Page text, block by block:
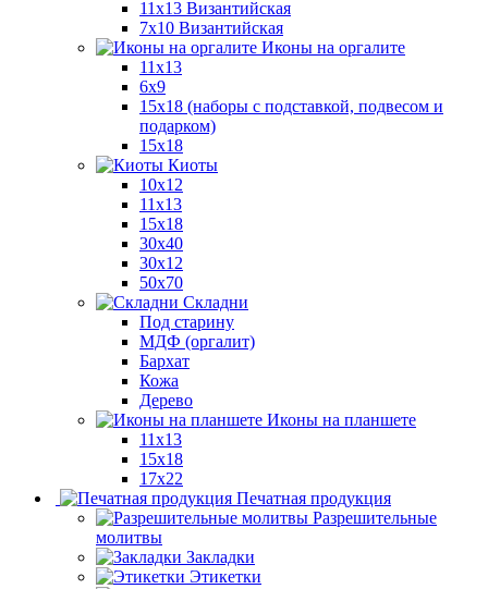
11x13 Византийская
7x10 Византийская
Иконы на оргалите
11x13
6x9
15х18 (наборы с подставкой, подвесом и
подарком)
15x18
Киоты
10x12
11x13
15x18
30x40
30х12
50x70
Складни
Под старину
МДФ (оргалит)
Бархат
Кожа
Дерево
Иконы на планшете
11х13
15х18
17х22
Печатная продукция
Разрешительные
молитвы
Закладки
Этикетки